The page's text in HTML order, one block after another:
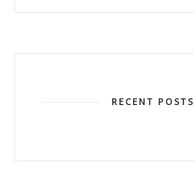
RECENT POSTS